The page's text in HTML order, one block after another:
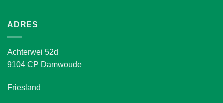
ADRES
Achterwei 52d
9104 CP Damwoude
Friesland